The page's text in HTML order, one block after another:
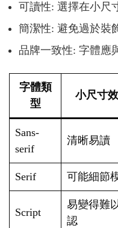
可讀性: 選擇在小尺
簡潔性: 避免過於裝
品牌一致性: 字體應
字體類
型
小尺寸
Sans-
serif
清晰易讀
Serif 可能細節
Script
易變得難
認